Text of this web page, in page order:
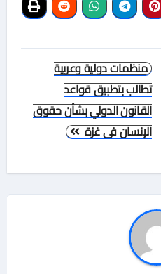
منظمات دولية وعربية
تطالب بتطبيق قواعد
القانون الدولي بشأن حقوق
الإنسان فى غزة